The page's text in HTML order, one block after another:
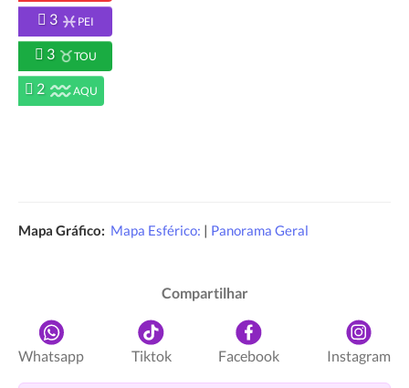
3 PEI
3 TOU
2 AQU
Mapa Gráfico: Mapa Esférico: | Panorama Geral
Compartilhar
Whatsapp Tiktok Facebook Instagram